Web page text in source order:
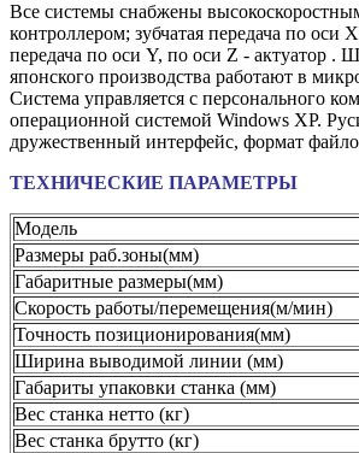
Все системы снабжены
контроллером; зубчатая передача по оси
передача по оси Y, по оси Z - актуатор .
японского производства работают в
Система управляется с персонального
операционной системой Windows XP.
дружественный интерфейс, формат
ТЕХНИЧЕСКИЕ ПАРАМЕТРЫ
Модель
Размеры раб.зоны(мм)
Габаритные размеры(мм)
Скорость работы/перемещения(м/мин)
Точность позиционирования(мм)
Ширина выводимой линии (мм)
Габариты упаковки станка (мм)
Вес станка нетто (кг)
Вес станка брутто (кг)